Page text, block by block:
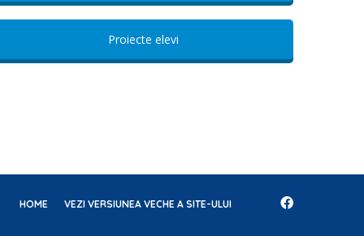
Proiecte elevi
HOME VEZI VERSIUNEA VECHE A SITE-ULUI